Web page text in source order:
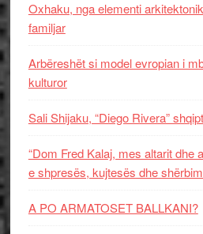
Oxhaku, nga elementi
familjar
Arbëreshët si model evropian i
kulturor
Sali Shijaku, “Diego Rivera”
“Dom Fred Kalaj, mes altarit dhe
e shpresës, kujtesës dhe
A PO ARMATOSET BALLKANI?